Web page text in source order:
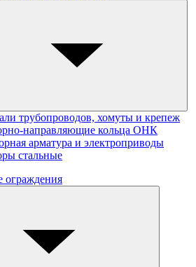
трубопроводов, хомуты и крепеж
направляющие кольца ОНК
арматура и электроприводы
стальные
ограждения